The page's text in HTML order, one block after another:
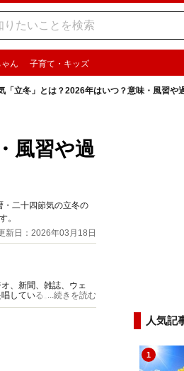
ん 子育て・キッズ
「立冬」とは？2026年はいつ？意味・風習や
風習や過
・二十四節気の立冬の
。
新日：2026年03月18日
、新聞、雑誌、ウェ
している。著書、監修
...続きを読む
人気記
1